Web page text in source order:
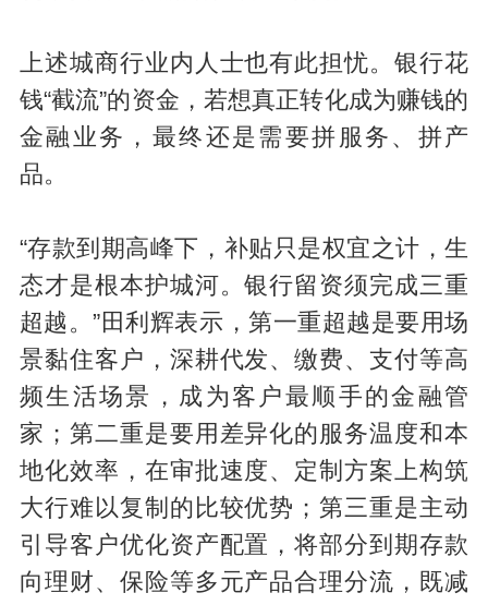
上述城商行业内人士也有此担忧。银行花
钱“截流”的资金，若想真正转化成为赚钱的
金融业务，最终还是需要拼服务、拼产
品。
“存款到期高峰下，补贴只是权宜之计，生
态才是根本护城河。银行留资须完成三重
超越。”田利辉表示，第一重超越是要用场
景黏住客户，深耕代发、缴费、支付等高
频生活场景，成为客户最顺手的金融管
家；第二重是要用差异化的服务温度和本
地化效率，在审批速度、定制方案上构筑
大行难以复制的比较优势；第三重是主动
引导客户优化资产配置，将部分到期存款
向理财、保险等多元产品合理分流，既减